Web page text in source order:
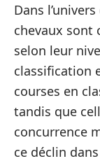
Dans
chevaux sont
selon leur
classification
courses en
tandis que
concurrence
ce déclin